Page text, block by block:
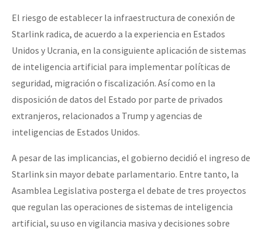
El riesgo de establecer la infraestructura de conexión de
Starlink radica, de acuerdo a la experiencia en Estados
Unidos y Ucrania, en la consiguiente aplicación de sistemas
de inteligencia artificial para implementar políticas de
seguridad, migración o fiscalización. Así como en la
disposición de datos del Estado por parte de privados
extranjeros, relacionados a Trump y agencias de
inteligencias de Estados Unidos.
A pesar de las implicancias, el gobierno decidió el ingreso de
Starlink sin mayor debate parlamentario. Entre tanto, la
Asamblea Legislativa posterga el debate de tres proyectos
que regulan las operaciones de sistemas de inteligencia
artificial, su uso en vigilancia masiva y decisiones sobre